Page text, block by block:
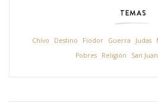
TEMAS
Chivo Destino Fiodor Guerra Judas
Pobres
Religión San Juan